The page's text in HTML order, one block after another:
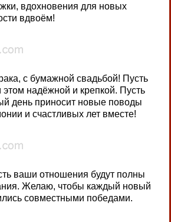
вдохновения для новых
вдвоём!
с бумажной свадьбой! Пусть
этом надёжной и крепкой. Пусть
день приносит новые поводы
и счастливых лет вместе!
ваши отношения будут полны
Желаю, чтобы каждый новый
совместными победами.